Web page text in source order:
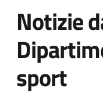
Notizie
sport